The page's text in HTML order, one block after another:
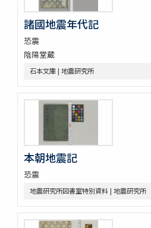
諸國地震年代記
恐震
陰陽堂蔵
石本文庫 | 地震研究所
本朝地震記
恐震
地震研究所図書室特別資料 | 地震研究所